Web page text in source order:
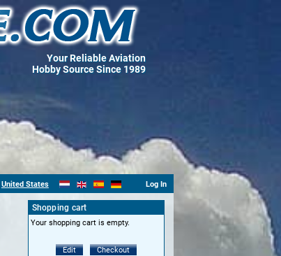
Your Reliable Aviation
Hobby Source Since 1989
United States Log In
Shopping cart
Your shopping cart is empty.
Edit Checkout